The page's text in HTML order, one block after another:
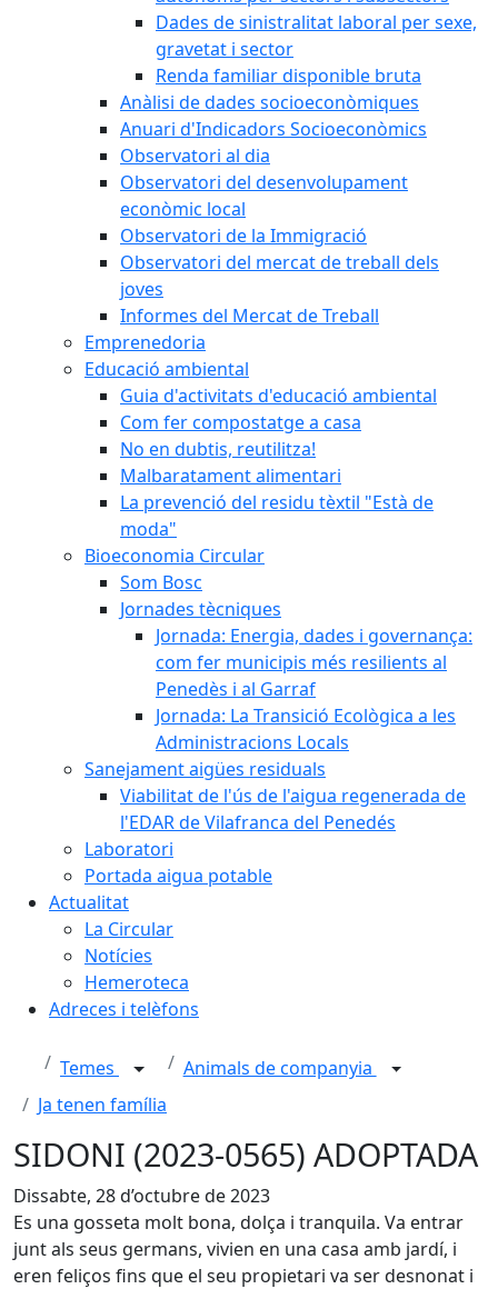
Dades de sinistralitat laboral per sexe,
gravetat i sector
Renda familiar disponible bruta
Anàlisi de dades socioeconòmiques
Anuari d'Indicadors Socioeconòmics
Observatori al dia
Observatori del desenvolupament
econòmic local
Observatori de la Immigració
Observatori del mercat de treball dels
joves
Informes del Mercat de Treball
Emprenedoria
Educació ambiental
Guia d'activitats d'educació ambiental
Com fer compostatge a casa
No en dubtis, reutilitza!
Malbaratament alimentari
La prevenció del residu tèxtil "Està de
moda"
Bioeconomia Circular
Som Bosc
Jornades tècniques
Jornada: Energia, dades i governança:
com fer municipis més resilients al
Penedès i al Garraf
Jornada: La Transició Ecològica a les
Administracions Locals
Sanejament aigües residuals
Viabilitat de l'ús de l'aigua regenerada de
l'EDAR de Vilafranca del Penedés
Laboratori
Portada aigua potable
Actualitat
La Circular
Notícies
Hemeroteca
Adreces i telèfons
Temes
Animals de companyia
Ja tenen família
SIDONI (2023-0565) ADOPTADA
Dissabte, 28 d’octubre de 2023
Es una gosseta molt bona, dolça i tranquila. Va entrar
junt als seus germans, vivien en una casa amb jardí, i
eren feliços fins que el seu propietari va ser desnonat i